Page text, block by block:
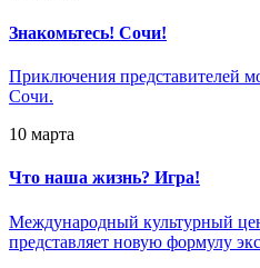
Знакомьтесь! Сочи!
Приключения представителей
Сочи.
10 марта
Что наша жизнь? Игра!
Международный культурный
представляет новую формулу